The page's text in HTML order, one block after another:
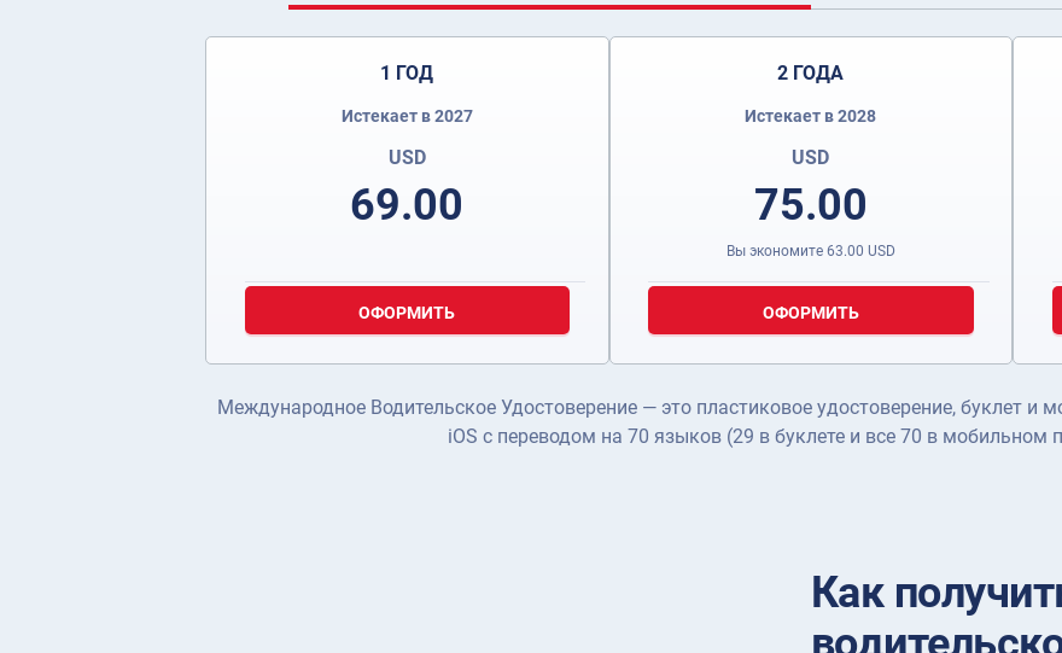
1 ГОД
Истекает в 2027
USD
69.00
ОФОРМИТЬ
2 ГОДА
Истекает в 2028
USD
75.00
Вы экономите 63.00 USD
ОФОРМИТЬ
Международное Водительское Удостоверение — это пластиковое удостоверение, буклет и
iOS с переводом на 70 языков (29 в буклете и все 70 в мобильном
Как